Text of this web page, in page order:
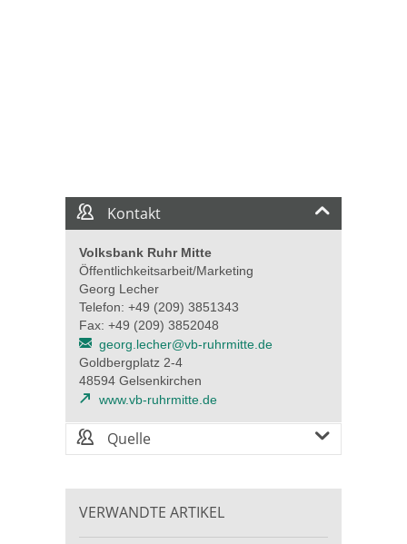
Kontakt
Volksbank Ruhr Mitte
Öffentlichkeitsarbeit/Marketing
Georg Lecher
Telefon: +49 (209) 3851343
Fax: +49 (209) 3852048
georg.lecher@vb-ruhrmitte.de
Goldbergplatz 2-4
48594 Gelsenkirchen
www.vb-ruhrmitte.de
Quelle
VERWANDTE ARTIKEL